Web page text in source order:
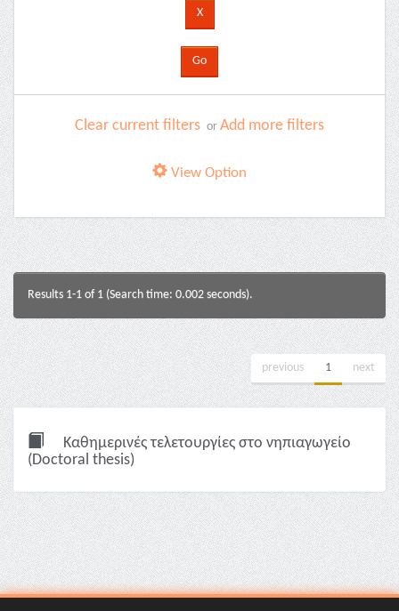
Clear current filters or Add more filters
View Option
Results 1-1 of 1 (Search time: 0.002 seconds).
previous 1 next
Καθημερινές τελετουργίες στο νηπιαγωγείο
(Doctoral thesis)